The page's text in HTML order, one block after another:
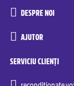
DESPRE NOI
AJUTOR
SERVICIU CLIENȚI